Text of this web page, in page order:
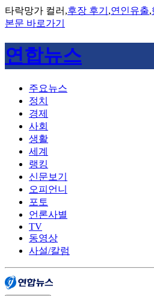
타락망가 컬러,후장 후기 ,연인유출,
본문 바로가기
연합뉴스
주요뉴스
정치
경제
사회
생활
세계
랭킹
신문보기
오피언니
포토
언론사별
TV
동영상
사설/칼럼